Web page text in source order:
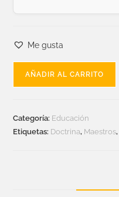
Me gusta
AÑADIR AL CARRITO
Categoría: Educación
Etiquetas: Doctrina, Maestros,